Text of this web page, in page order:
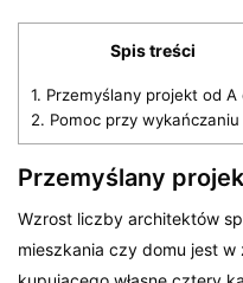
Spis treści
1. Przemyślany projekt od A
2. Pomoc przy wykańczaniu
Przemyślany
Wzrost liczby architektów
mieszkania czy domu jest